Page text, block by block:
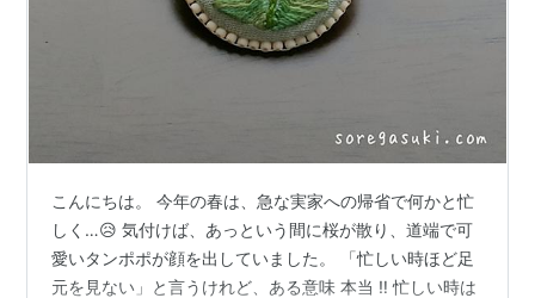
こんにちは。 今年の春は、急な実家への帰省で何かと忙
しく…😥 気付けば、あっという間に桜が散り、道端で可
愛いタンポポが顔を出していました。 「忙しい時ほど足
元を見ない」と言うけれど、ある意味 本当 ‼ 忙しい時は